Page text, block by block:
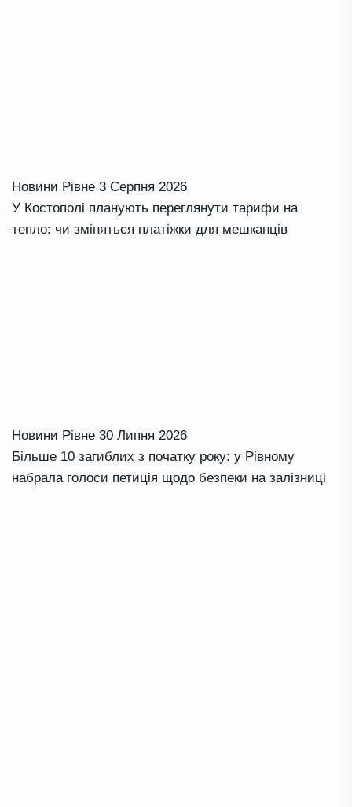
Новини Рівне 3 Серпня 2026
У Костополі планують переглянути тарифи на
тепло: чи зміняться платіжки для мешканців
Новини Рівне 30 Липня 2026
Більше 10 загиблих з початку року: у Рівному
набрала голоси петиція щодо безпеки на залізниці